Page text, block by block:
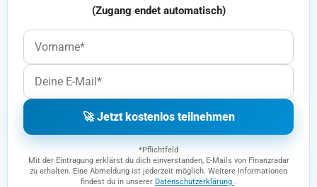
(Zugang endet automatisch)
🚀 Jetzt kostenlos teilnehmen
*Pflichtfeld
Mit der Eintragung erklärst du dich einverstanden, E-Mails von Finanzradar
zu erhalten. Eine Abmeldung ist jederzeit möglich. Weitere Informationen
findest du in unserer Datenschutzerklärung .